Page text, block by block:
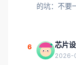
的坑：不要
6 芯片
2026-